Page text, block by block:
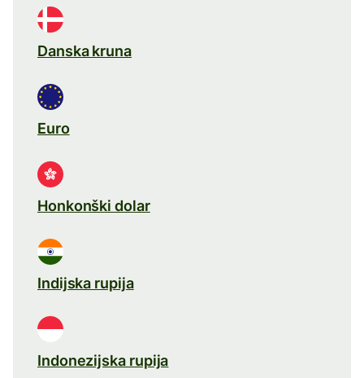
Danska kruna
Euro
Honkonški dolar
Indijska rupija
Indonezijska rupija